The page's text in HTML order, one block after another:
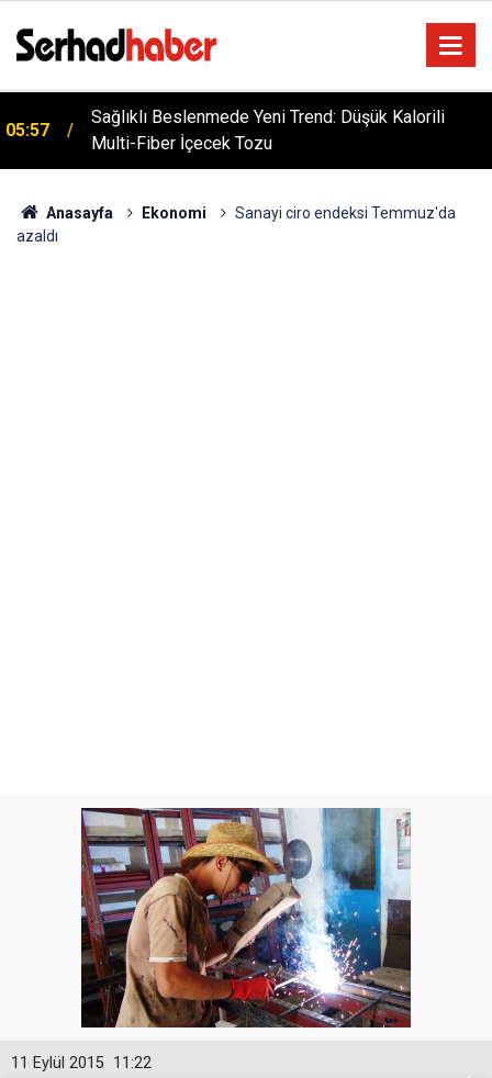
05:25
Dicle Üniversitesi'nden Türk Dünyası Hamlesi:
Cengiz Aytmatov Sempozyumu Diyarbakır'da!
Anasayfa Ekonomi
Sanayi ciro endeksi Temmuz'da
azaldı
11:22
11 Eylül 2015